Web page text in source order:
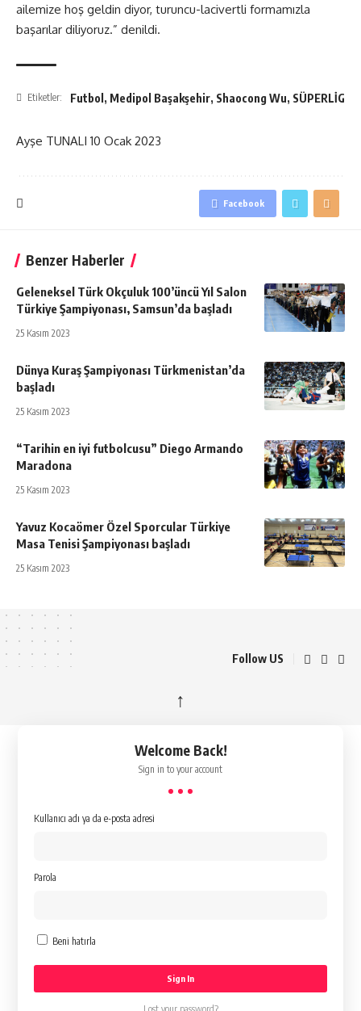
ailemize hoş geldin diyor, turuncu-lacivertli formamızla
başarılar diliyoruz.” denildi.
Etiketler: Futbol , Medipol Başakşehir, Shaocong Wu, SÜPERLİG
Ayşe TUNALI 10 Ocak 2023
Facebook
Benzer Haberler
Geleneksel Türk Okçuluk 100’üncü Yıl Salon
Türkiye Şampiyonası, Samsun’da başladı
25 Kasım 2023
Dünya Kuraş Şampiyonası Türkmenistan’da
başladı
25 Kasım 2023
“Tarihin en iyi futbolcusu” Diego Armando
Maradona
25 Kasım 2023
Yavuz Kocaömer Özel Sporcular Türkiye
Masa Tenisi Şampiyonası başladı
25 Kasım 2023
Follow US
↑
Welcome Back!
Sign in to your account
Kullanıcı adı ya da e-posta adresi
Parola
Beni hatırla